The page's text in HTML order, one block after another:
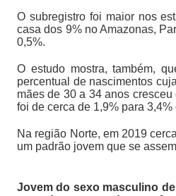
O subregistro foi maior nos
casa dos 9% no Amazonas,
0,5%.
O estudo mostra, também,
percentual de nascimentos
mães de 30 a 34 anos
foi de cerca de 1,9% para
Na região Norte, em 2019
um padrão jovem que se
Jovem do sexo masculino